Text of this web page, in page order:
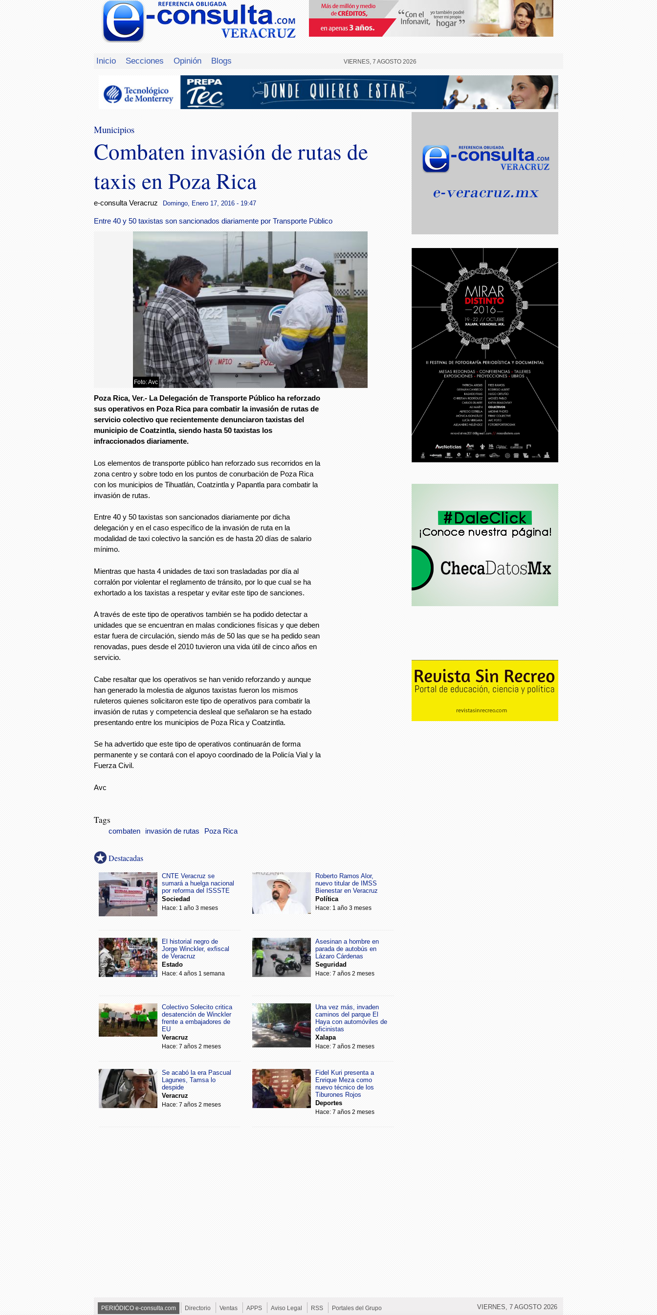
Inicio Secciones Opinión Blogs VIERNES, 7 AGOSTO 2026
Municipios
Combaten invasión de rutas de
taxis en Poza Rica
e-consulta Veracruz Domingo, Enero 17, 2016 - 19:47
Entre 40 y 50 taxistas son sancionados diariamente por Transporte Público
Foto: Avc
Foto: Avc
Poza Rica, Ver.- La Delegación de Transporte Público ha reforzado
sus operativos en Poza Rica para combatir la invasión de rutas de
servicio colectivo que recientemente denunciaron taxistas del
municipio de Coatzintla, siendo hasta 50 taxistas los
infraccionados diariamente.
Los elementos de transporte público han reforzado sus recorridos en la
zona centro y sobre todo en los puntos de conurbación de Poza Rica
con los municipios de Tihuatlán, Coatzintla y Papantla para combatir la
invasión de rutas.
Entre 40 y 50 taxistas son sancionados diariamente por dicha
delegación y en el caso específico de la invasión de ruta en la
modalidad de taxi colectivo la sanción es de hasta 20 días de salario
mínimo.
Mientras que hasta 4 unidades de taxi son trasladadas por día al
corralón por violentar el reglamento de tránsito, por lo que cual se ha
exhortado a los taxistas a respetar y evitar este tipo de sanciones.
A través de este tipo de operativos también se ha podido detectar a
unidades que se encuentran en malas condiciones físicas y que deben
estar fuera de circulación, siendo más de 50 las que se ha pedido sean
renovadas, pues desde el 2010 tuvieron una vida útil de cinco años en
servicio.
Cabe resaltar que los operativos se han venido reforzando y aunque
han generado la molestia de algunos taxistas fueron los mismos
ruleteros quienes solicitaron este tipo de operativos para combatir la
invasión de rutas y competencia desleal que señalaron se ha estado
presentando entre los municipios de Poza Rica y Coatzintla.
Se ha advertido que este tipo de operativos continuarán de forma
permanente y se contará con el apoyo coordinado de la Policía Vial y la
Fuerza Civil.
Avc
Tags
combaten invasión de rutas Poza Rica
Destacadas
CNTE Veracruz se
sumará a huelga nacional
por reforma del ISSSTE
Sociedad
Hace: 1 año 3 meses
Roberto Ramos Alor,
nuevo titular de IMSS
Bienestar en Veracruz
Política
Hace: 1 año 3 meses
El historial negro de
Jorge Winckler, exfiscal
de Veracruz
Estado
Hace: 4 años 1 semana
Asesinan a hombre en
parada de autobús en
Lázaro Cárdenas
Seguridad
Hace: 7 años 2 meses
Colectivo Solecito critica
desatención de Winckler
frente a embajadores de
EU
Veracruz
Hace: 7 años 2 meses
Una vez más, invaden
caminos del parque El
Haya con automóviles de
oficinistas
Xalapa
Hace: 7 años 2 meses
Se acabó la era Pascual
Lagunes, Tamsa lo
despide
Veracruz
Hace: 7 años 2 meses
Fidel Kuri presenta a
Enrique Meza como
nuevo técnico de los
Tiburones Rojos
Deportes
Hace: 7 años 2 meses
PERIÓDICO e-consulta.com Directorio Ventas APPS Aviso Legal RSS Portales del Grupo VIERNES, 7 AGOSTO 2026